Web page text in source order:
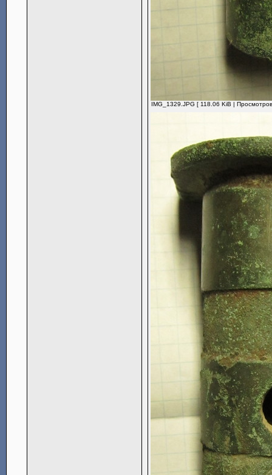
IMG_1329.JPG [ 118.06 KiB |